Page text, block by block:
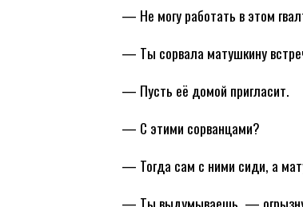
— Не могу работать в этом
— Ты сорвала матушкину
— Пусть её домой пригласит.
— С этими сорванцами?
— Тогда сам с ними сиди, а